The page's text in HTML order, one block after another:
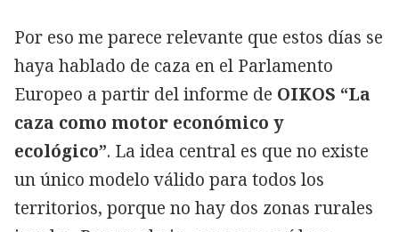
Por eso me parece relevante que estos días se
haya hablado de caza en el Parlamento
Europeo a partir del informe de OIKOS “La
caza como motor económico y
ecológico”. La idea central es que no existe
un único modelo válido para todos los
territorios, porque no hay dos zonas rurales